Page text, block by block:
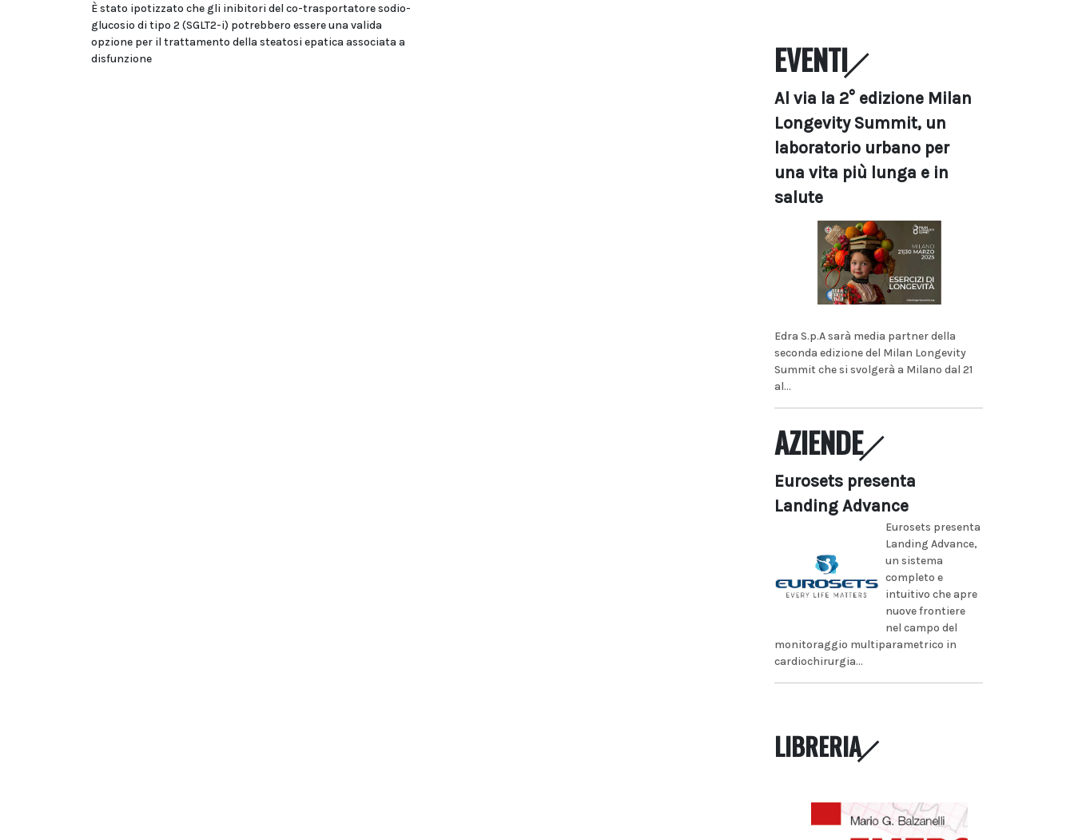
È stato ipotizzato che gli inibitori del co-trasportatore sodio-
glucosio di tipo 2 (SGLT2-i) potrebbero essere una valida
opzione per il trattamento della steatosi epatica associata a
disfunzione
EVENTI
Al via la 2° edizione Milan
Longevity Summit, un
laboratorio urbano per
una vita più lunga e in
salute
Edra S.p.A sarà media partner della
seconda edizione del Milan Longevity
Summit che si svolgerà a Milano dal 21
al...
AZIENDE
Eurosets presenta
Landing Advance
Eurosets presenta
Landing Advance,
un sistema
completo e
intuitivo che apre
nuove frontiere
nel campo del
monitoraggio multiparametrico in
cardiochirurgia...
LIBRERIA